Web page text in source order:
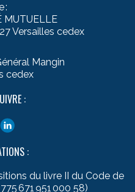
:
MUTUELLE
Versailles cedex
Mangin
cedex
:
:
du livre II du Code de
671 951 000 58)